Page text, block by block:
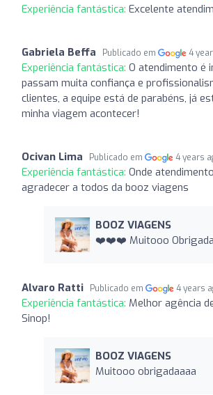
Experiência fantástica: Excelente
Gabriela Beffa Publicado em 4
Experiência fantástica: O atendimento é
passam muita confiança e
clientes, a equipe está de parabéns, já
minha viagem acontecer!
Ocivan Lima Publicado em 4 years
Experiência fantástica: Onde
agradecer a todos da booz viagens
BOOZ VIAGENS
❤️❤️❤️ Muitooo
Alvaro Ratti Publicado em 4 years
Experiência fantástica: Melhor agência
Sinop!
BOOZ VIAGENS
Muitooo obrigadaaaa